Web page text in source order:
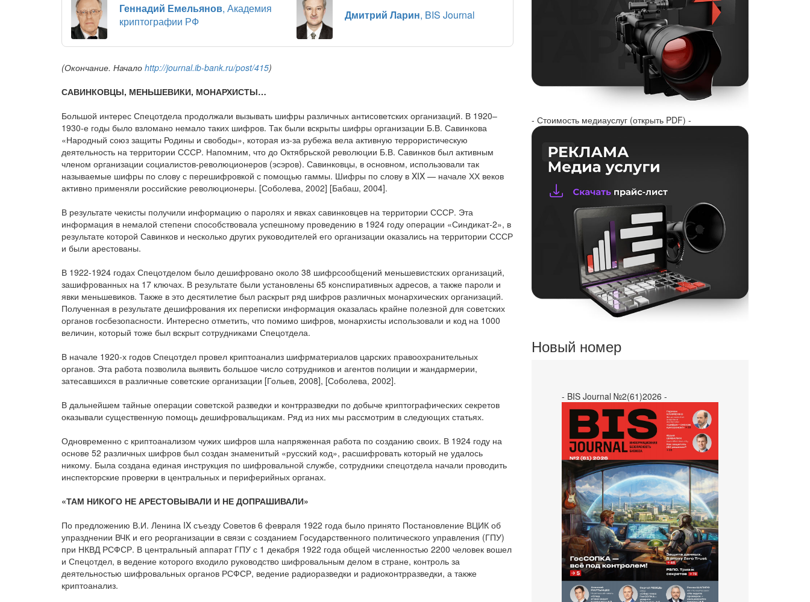
Геннадий Емельянов, Академия
криптографии РФ
Дмитрий Ларин, BIS Journal
(Окончание. Начало http://journal.ib-bank.ru/post/415)
САВИНКОВЦЫ, МЕНЬШЕВИКИ, МОНАРХИСТЫ…
Большой интерес Спецотдела продолжали вызывать шифры различных антисоветских организаций. В 1920–
1930-е годы было взломано немало таких шифров. Так были вскрыты шифры организации Б.В. Савинкова
«Народный союз защиты Родины и свободы», которая из-за рубежа вела активную террористическую
деятельность на территории СССР. Напомним, что до Октябрьской революции Б.В. Савинков был активным
членом организации социалистов-революционеров (эсэров). Савинковцы, в основном, использовали так
называемые шифры по слову с перешифровкой с помощью гаммы. Шифры по слову в XIX — начале ХХ веков
активно применяли российские революционеры. [Соболева, 2002] [Бабаш, 2004].
В результате чекисты получили информацию о паролях и явках савинковцев на территории СССР. Эта
информация в немалой степени способствовала успешному проведению в 1924 году операции «Синдикат-2», в
результате которой Савинков и несколько других руководителей его организации оказались на территории СССР
и были арестованы.
В 1922-1924 годах Спецотделом было дешифровано около 38 шифрсообщений меньшевистских организаций,
зашифрованных на 17 ключах. В результате были установлены 65 конспиративных адресов, а также пароли и
явки меньшевиков. Также в это десятилетие был раскрыт ряд шифров различных монархических организаций.
Полученная в результате дешифрования их переписки информация оказалась крайне полезной для советских
органов госбезопасности. Интересно отметить, что помимо шифров, монархисты использовали и код на 1000
величин, который тоже был вскрыт сотрудниками Спецотдела.
В начале 1920-х годов Спецотдел провел криптоанализ шифрматериалов царских правоохранительных
органов. Эта работа позволила выявить большое число сотрудников и агентов полиции и жандармерии,
затесавшихся в различные советские организации [Гольев, 2008], [Соболева, 2002].
В дальнейшем тайные операции советской разведки и контрразведки по добыче криптографических секретов
оказывали существенную помощь дешифровальщикам. Ряд из них мы рассмотрим в следующих статьях.
Одновременно с криптоанализом чужих шифров шла напряженная работа по созданию своих. В 1924 году на
основе 52 различных шифров был создан знаменитый «русский код», расшифровать который не удалось
никому. Была создана единая инструкция по шифровальной службе, сотрудники спецотдела начали проводить
инспекторские проверки в центральных и периферийных органах.
«ТАМ НИКОГО НЕ АРЕСТОВЫВАЛИ И НЕ ДОПРАШИВАЛИ»
По предложению В.И. Ленина IX съезду Советов 6 февраля 1922 года было принято Постановление ВЦИК об
упразднении ВЧК и его реорганизации в связи с созданием Государственного политического управления (ГПУ)
при НКВД РСФСР. В центральный аппарат ГПУ с 1 декабря 1922 года общей численностью 2200 человек вошел
и Спецотдел, в ведение которого входило руководство шифровальным делом в стране, контроль за
деятельностью шифровальных органов РСФСР, ведение радиоразведки и радиоконтрразведки, а также
криптоанализ.
- Стоимость медиауслуг (открыть PDF) -
Новый номер
- BIS Journal №2(61)2026 -